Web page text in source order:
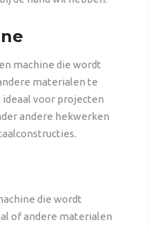
machine die wordt
materialen te
voor projecten
andere hekwerken
die wordt
of andere materialen